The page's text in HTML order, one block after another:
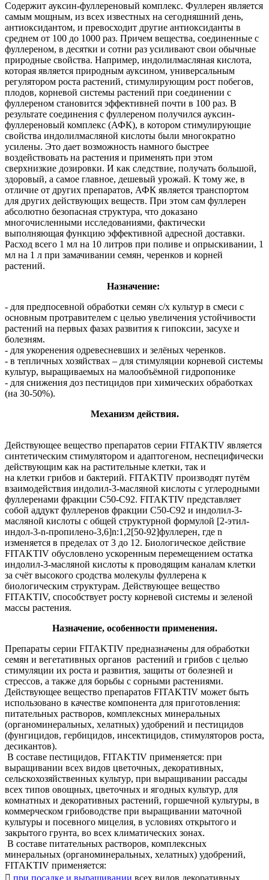
Содержит ауксин-фуллереновый комплекс. Фуллерен является
самым мощным, из всех известных на сегодняшний день,
антиоксидантом, и превосходит другие антиоксиданты в
среднем от 100 до 1000 раз. Причем вещества, соединенные с
фуллереном, в десятки и сотни раз усиливают свои обычные
природные свойства. Например, индолилмасляная кислота,
которая является природным ауксином, универсальным
регулятором роста растений, стимулирующим рост побегов,
плодов, корневой системы растений при соединении с
фуллереном становится эффективней почти в 100 раз. В
результате соединения с фуллереном получился ауксин-
фуллереновый комплекс (АФК), в котором стимулирующие
свойства индолилмасляной кислоты были многократно
усилены. Это дает возможность намного быстрее
воздействовать на растения и применять при этом
сверхнизкие дозировки. И как следствие, получать большой,
здоровый, а самое главное, дешевый урожай. К тому же, в
отличие от других препаратов, АФК является транспортом
для других действующих веществ. При этом сам фуллерен
абсолютно безопасная структура, что доказано
многочисленными исследованиями, фактически
выполняющая функцию эффективной адресной доставки.
Расход всего 1 мл на 10 литров при поливе и опрыскивании, 1
мл на 1 л при замачивании семян, черенков и корней
растений.
Назначение:
- для предпосевной обработки семян с/х культур в смеси с
основным протравителем с целью увеличения устойчивости
растений на первых фазах развития к гипоксии, засухе и
болезням.
- для укоренения одревесневших и зелёных черенков.
- в тепличных хозяйствах – для стимуляции корневой системы
культур, выращиваемых на малообъёмной гидропонике
- для снижения доз пестицидов при химических обработках
(на 30-50%).
Механизм действия.
Действующее вещество препаратов серии FITAKTIV является
синтетическим стимулятором и адаптогеном, неспецифически
действующим как на растительные клетки, так и
на клетки грибов и бактерий. FITAKTIV производят путём
взаимодействия индолил‐3‐масляной кислоты с углеродными
фуллеренами фракции С50‐С92. FITAKTIV представляет
собой аддукт фуллеренов фракции С50‐С92 и индолил‐3‐
масляной кислоты с общей структурной формулой [2‐этил‐
индол‐3‐n‐пропилено‐3,6]n:1,2[50‐92]фуллерен, где n
изменяется в пределах от 3 до 12. Биологическое действие
FITAKTIV обусловлено ускоренным перемещением остатка
индолил‐3‐масляной кислоты к проводящим каналам клетки
за счёт высокого сродства молекулы фуллерена к
биологическим структурам. Действующее вещество
FITAKTIV, способствует росту корневой системы и зеленой
массы растения.
Назначение, особенности применения.
Препараты серии FITAKTIV предназначены для обработки
семян и вегетативных органов растений и грибов с целью
стимуляции их роста и развития, защиты от болезней и
стрессов, а также для борьбы с сорными растениями.
Действующее вещество препаратов FITAKTIV может быть
использовано в качестве компонента для приготовления:
питательных растворов, комплексных минеральных
(органоминеральных, хелатных) удобрений и пестицидов
(фунгицидов, гербицидов, инсектицидов, стимуляторов роста,
десикантов).
В составе пестицидов, FITAKTIV применяется: при
выращивании всех видов цветочных, декоративных,
сельскохозяйственных культур, при выращивании рассады
всех типов овощных, цветочных и ягодных культур, для
комнатных и декоративных растений, горшечной культуры, в
коммерческом грибоводстве при выращивании маточной
культуры и посевного мицелия, в условиях открытого и
закрытого грунта, во всех климатических зонах.
В составе питательных растворов, комплексных
минеральных (органоминеральных, хелатных) удобрений,
FITAKTIV применяется: